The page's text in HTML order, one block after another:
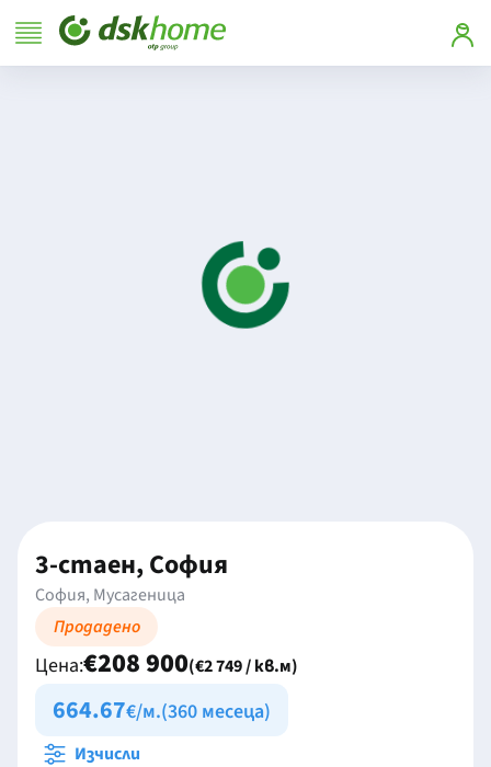
3-стаен, София
София, Мусагеница
Продадено
Цена:€208 900(€2 749 / кв.м)
664.67€/м.(360 месеца)
Изчисли